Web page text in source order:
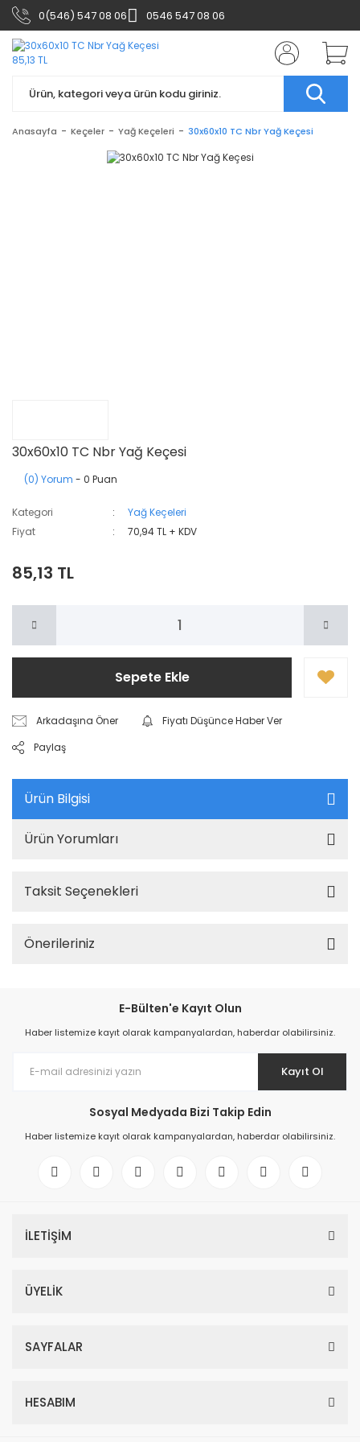
0(546) 547 08 06 0546 547 08 06
Anasayfa Keçeler Yağ Keçeleri 30x60x10 TC Nbr Yağ Keçesi
30x60x10 TC Nbr Yağ Keçesi
(0) Yorum - 0 Puan
Kategori
Yağ Keçeleri
Fiyat
70,94 TL + KDV
85,13 TL
Sepete Ekle
Arkadaşına Öner
Fiyatı Düşünce Haber Ver
Paylaş
Ürün Bilgisi
Ürün Yorumları
Taksit Seçenekleri
Önerileriniz
E-Bülten'e Kayıt Olun
Haber listemize kayıt olarak kampanyalardan, haberdar olabilirsiniz.
Kayıt Ol
Sosyal Medyada Bizi Takip Edin
Haber listemize kayıt olarak kampanyalardan, haberdar olabilirsiniz.
İLETİŞİM
ÜYELİK
SAYFALAR
HESABIM